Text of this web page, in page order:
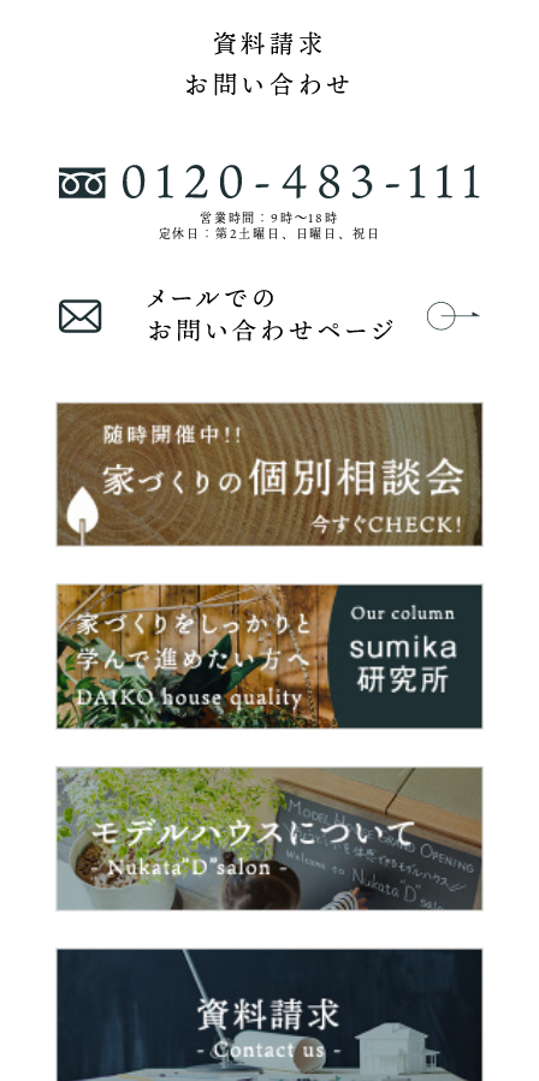
資料請求
お問い合わせ
営業時間：9時〜18時
定休日：第2土曜日、日曜日、祝日